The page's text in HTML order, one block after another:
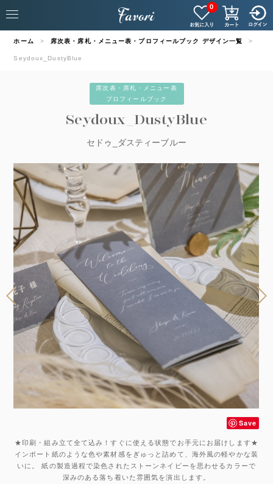
0
ホーム 席次表・席札・メニュー表・プロフィールブック デザイン一覧
Seydoux_DustyBlue
席次表・席札・メニュー表
プロフィールブック
Seydoux_DustyBlue
セドゥ_ダスティーブルー
Save
★印刷・組み立て全て込み！すぐに使える状態でお手元にお届けします★
インポート紙のような色や素材感をぎゅっと詰めて、海外風の軽やかな装
いに。 紙の製造過程で染色されたストーンネイビーを思わせるカラーで
深みのある落ち着いた雰囲気を演出します。